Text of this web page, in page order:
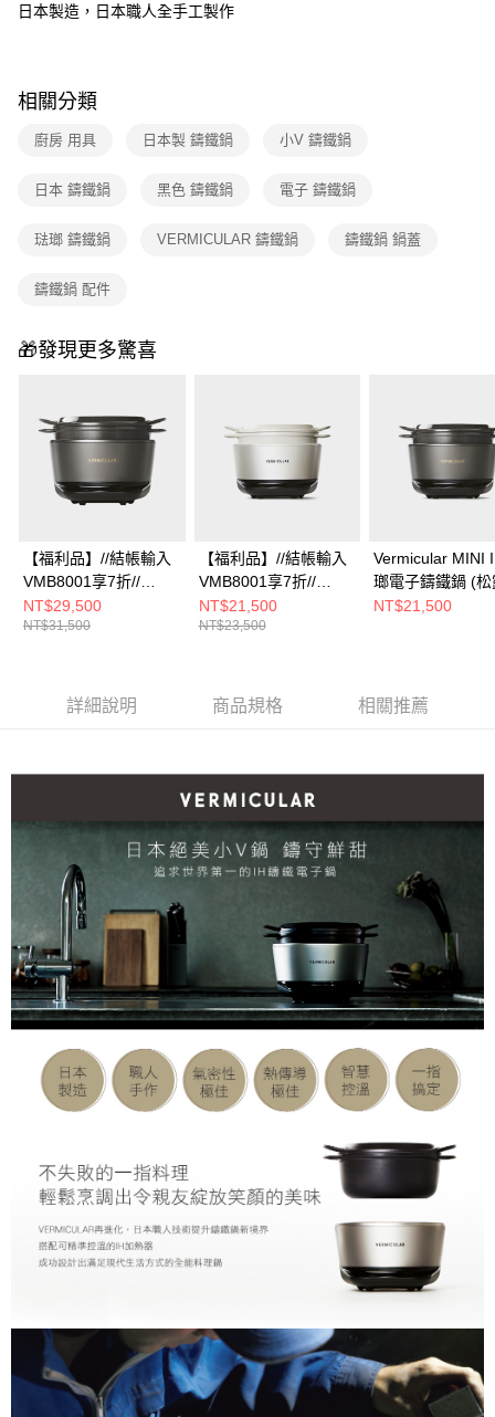
日本製造，日本職人全手工製作
相關分類
廚房 用具 日本製 鑄鐵鍋 小V 鑄鐵鍋
日本 鑄鐵鍋 黑色 鑄鐵鍋 電子 鑄鐵鍋
琺瑯 鑄鐵鍋 VERMICULAR 鑄鐵鍋 鑄鐵鍋 鍋蓋
鑄鐵鍋 配件
🎁發現更多驚喜
【福利品】//結帳輸入
VMB8001享7折//
Vermicular IH琺瑯電子
鑄鐵鍋 (松露黑)
NT$29,500
NT$31,500
【福利品】//結帳輸入
VMB8001享7折//
Vermicular MINI IH 琺
瑯電子鑄鐵鍋(海鹽白)
NT$21,500
NT$23,500
Vermicular MINI
瑯電子鑄鐵鍋 (
NT$21,500
詳細說明 商品規格 相關推薦